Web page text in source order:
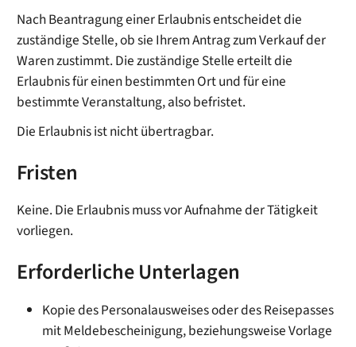
Nach Beantragung einer Erlaubnis entscheidet die
zuständige Stelle, ob sie Ihrem Antrag zum Verkauf der
Waren zustimmt. Die zuständige Stelle erteilt die
Erlaubnis für einen bestimmten Ort und für eine
bestimmte Veranstaltung, also befristet.
Die Erlaubnis ist nicht übertragbar.
Fristen
Keine. Die Erlaubnis muss vor Aufnahme der Tätigkeit
vorliegen.
Erforderliche Unterlagen
Kopie des Personalausweises oder des Reisepasses
mit Meldebescheinigung, beziehungsweise Vorlage